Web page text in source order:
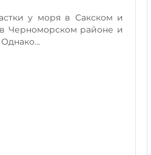
у моря в Сакском и
Черноморском районе и